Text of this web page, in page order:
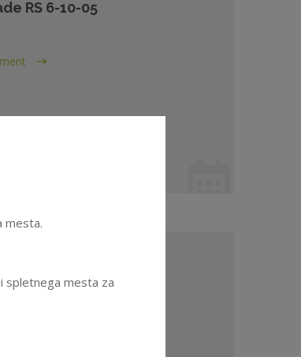
RS 6-10-05
mesta.
spletnega mesta za